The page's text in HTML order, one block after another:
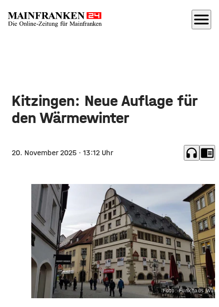
menu
Kitzingen: Neue Auflage für
den Wärmewinter
20. November 2025 · 13:12 Uhr headphones chrome_reader_mode
Foto: Funkhaus